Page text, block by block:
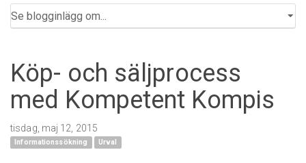
Köp- och säljprocess
med Kompetent Kompis
tisdag, maj 12, 2015
Informationssökning Urval